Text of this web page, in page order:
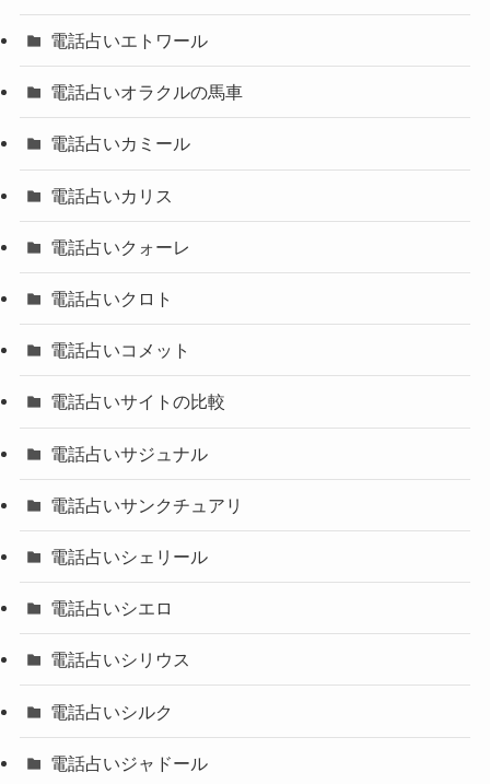
電話占いエトワール
電話占いオラクルの馬車
電話占いカミール
電話占いカリス
電話占いクォーレ
電話占いクロト
電話占いコメット
電話占いサイトの比較
電話占いサジュナル
電話占いサンクチュアリ
電話占いシェリール
電話占いシエロ
電話占いシリウス
電話占いシルク
電話占いジャドール